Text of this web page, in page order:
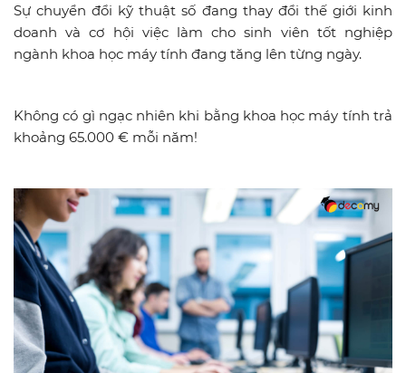
Sự chuyển đổi kỹ thuật số đang thay đổi thế giới kinh
doanh và cơ hội việc làm cho sinh viên tốt nghiệp
ngành khoa học máy tính đang tăng lên từng ngày.
Không có gì ngạc nhiên khi bằng khoa học máy tính trả
khoảng 65.000 € mỗi năm!